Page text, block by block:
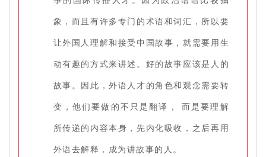
象，而且有许多专门的术语和词汇，所以要
让外国人理解和接受中国故事，就需要用生
动有趣的方式来讲述。好的故事应该是人的
故事。因此，外语人才的角色和观念需要转
变，他们要做的不只是翻译， 而是要理解
所传递的内容本身，先内化吸收，之后再用
外语去解释，成为讲故事的人。